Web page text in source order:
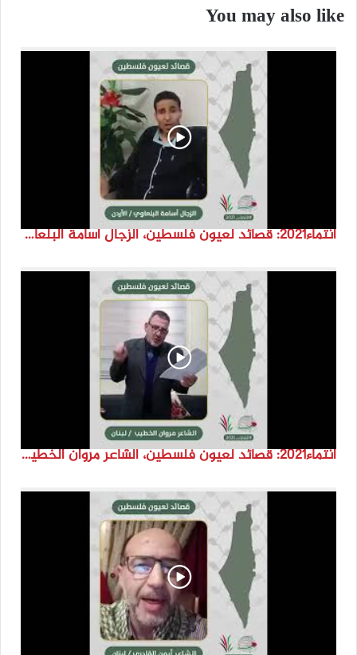
You may also like
انتماء2021: قصائد لعيون فلسطين، الزجال اسامة البلعاوي، الاردن
انتماء2021: قصائد لعيون فلسطين، الشاعر مروان الخطيب، لبنان